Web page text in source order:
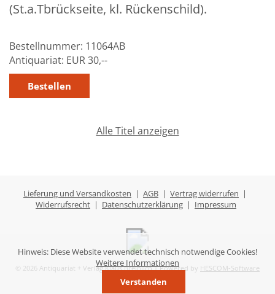
Hinweis: Diese Website verwendet technisch notwendige Cookies!
Weitere Informationen
Verstanden
Neubuchsortiment
Aktuelles
Meine Tätigkeitsfelder
Glossar und Bibliographien
Newsletter
(St.a.Tbrückseite, kl. Rückenschild).
Bestellnummer: 11064AB
Antiquariat: EUR 30,--
Alle Titel anzeigen
Lieferung und Versandkosten | AGB | Vertrag widerrufen |
Widerrufsrecht | Datenschutzerklärung | Impressum
© 2026 Antiquariat + Verlag Klaus Breinlich | Powered by HESCOM-Software